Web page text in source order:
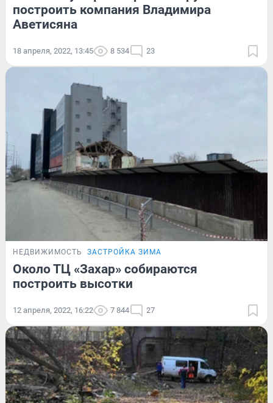
построить компания Владимира
Аветисяна
18 апреля, 2022, 13:45 8 534 23
НЕДВИЖИМОСТЬ ЗАСТРОЙКА ЗИМА
Около ТЦ «Захар» собираются
построить высотки
12 апреля, 2022, 16:22 7 844 27